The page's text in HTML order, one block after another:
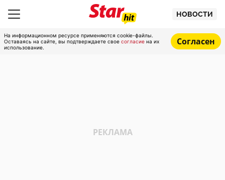
НОВОСТИ
На информационном ресурсе применяются cookie-файлы.
Оставаясь на сайте, вы подтверждаете свое согласие на их
использование.
Согласен